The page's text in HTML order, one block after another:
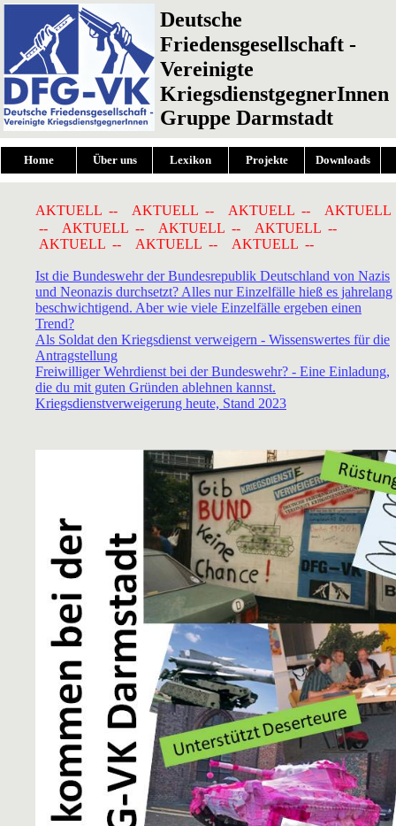
Deutsche
Friedensgesellschaft -
Vereinigte
KriegsdienstgegnerInnen
Gruppe Darmstadt
Home Über uns Lexikon Projekte Downloads
AKTUELL -- AKTUELL -- AKTUELL -- AKTUELL
-- AKTUELL -- AKTUELL -- AKTUELL --
AKTUELL -- AKTUELL -- AKTUELL --
Ist die Bundeswehr der Bundesrepublik Deutschland von Nazis
und Neonazis durchsetzt? Alles nur Einzelfälle hieß es jahrelang
beschwichtigend. Aber wie viele Einzelfälle ergeben einen
Trend?
Als Soldat den Kriegsdienst verweigern - Wissenswertes für die
Antragstellung
Freiwilliger Wehrdienst bei der Bundeswehr? - Eine Einladung,
die du mit guten Gründen ablehnen kannst.
Kriegsdienstverweigerung heute, Stand 2023